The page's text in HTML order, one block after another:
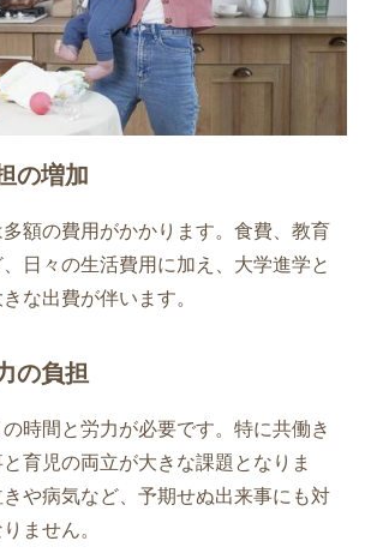
の増加
額の費用がかかります。食費、教育
日々の生活費用に加え、大学進学と
な出費が伴います。
の負担
時間と労力が必要です。特に共働き
育児の両立が大きな課題となりま
や病気など、予期せぬ出来事にも対
ません。